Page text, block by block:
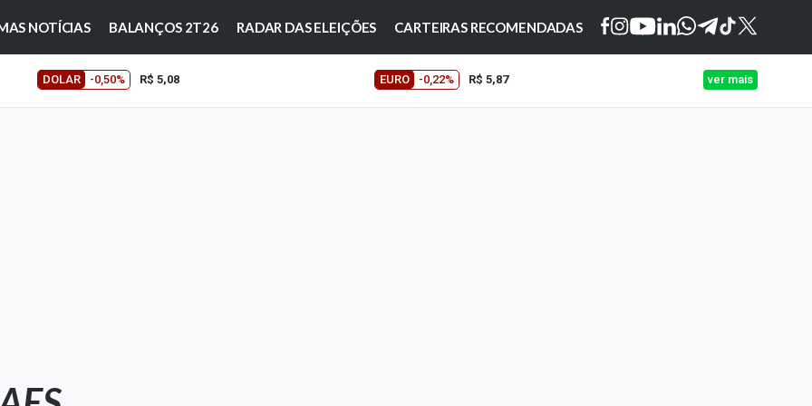
NOTÍCIAS BALANÇOS 2T26 RADAR DAS ELEIÇÕES CARTEIRAS RECOMENDADAS
DOLAR -0,50% R$ 5,08 EURO -0,22% R$ 5,87 ver mais